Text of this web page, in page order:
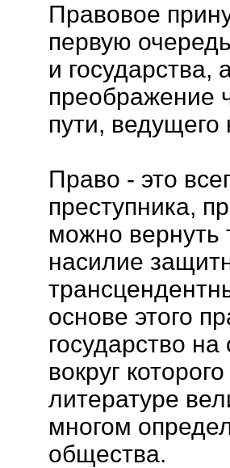
Правовое
первую
и государства,
преображение
пути, ведущего
Право - это
преступника,
можно вернуть
насилие
основе этого
государство
вокруг
литературе
многом
общества.